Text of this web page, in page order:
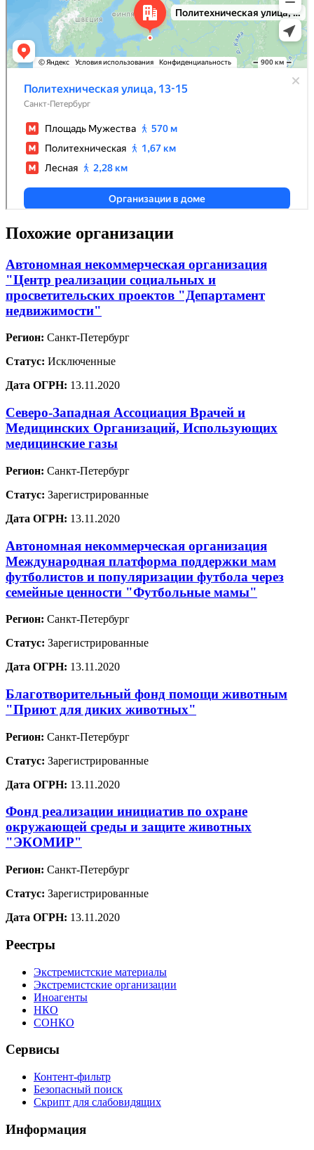
Похожие организации
Автономная некоммерческая организация
"Центр реализации социальных и
просветительских проектов "Департамент
недвижимости"
Регион: Санкт-Петербург
Статус: Исключенные
Дата ОГРН: 13.11.2020
Северо-Западная Ассоциация Врачей и
Медицинских Организаций, Использующих
медицинские газы
Регион: Санкт-Петербург
Статус: Зарегистрированные
Дата ОГРН: 13.11.2020
Автономная некоммерческая организация
Международная платформа поддержки мам
футболистов и популяризации футбола через
семейные ценности "Футбольные мамы"
Регион: Санкт-Петербург
Статус: Зарегистрированные
Дата ОГРН: 13.11.2020
Благотворительный фонд помощи животным
"Приют для диких животных"
Регион: Санкт-Петербург
Статус: Зарегистрированные
Дата ОГРН: 13.11.2020
Фонд реализации инициатив по охране
окружающей среды и защите животных
"ЭКОМИР"
Регион: Санкт-Петербург
Статус: Зарегистрированные
Дата ОГРН: 13.11.2020
Реестры
Экстремистские материалы
Экстремистские организации
Иноагенты
НКО
СОНКО
Сервисы
Контент-фильтр
Безопасный поиск
Скрипт для слабовидящих
Информация